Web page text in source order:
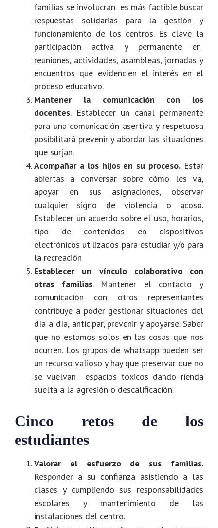
familias se involucran es más factible buscar
respuestas solidarias para la gestión y
funcionamiento de los centros. Es clave la
participación activa y permanente en
reuniones, actividades, asambleas, jornadas y
encuentros que evidencien el interés en el
proceso educativo.
Mantener la comunicación con los
docentes. Establecer un canal permanente
para una comunicación asertiva y respetuosa
posibilitará prevenir y abordar las situaciones
que surjan.
Acompañar a los hijos en su proceso. Estar
abiertas a conversar sobre cómo les va,
apoyar en sus asignaciones, observar
cualquier signo de violencia o acoso.
Establecer un acuerdo sobre el uso, horarios,
tipo de contenidos en dispositivos
electrónicos utilizados para estudiar y/o para
la recreación
Establecer un vínculo colaborativo con
otras familias. Mantener el contacto y
comunicación con otros representantes
contribuye a poder gestionar situaciones del
día a día, anticipar, prevenir y apoyarse. Saber
que no estamos solos en las cosas que nos
ocurren. Los grupos de whatsapp pueden ser
un recurso valioso y hay que preservar que no
se vuelvan espacios tóxicos dando rienda
suelta a la agresión o descalificación.
Cinco retos de los
estudiantes
Valorar el esfuerzo de sus familias.
Responder a su confianza asistiendo a las
clases y cumpliendo sus responsabilidades
escolares y mantenimiento de las
instalaciones del centro.